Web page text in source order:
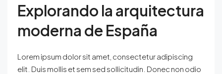
Explorando la arquitectura
moderna de España
Lorem ipsum dolor sit amet, consectetur adipiscing
elit. Duis mollis et sem sed sollicitudin. Donec non odio